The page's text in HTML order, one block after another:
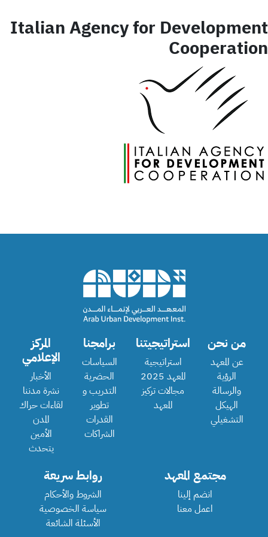
Italian Agency for Development
Cooperation
من نحن
عن المعهد
الرؤية
والرسالة
الهيكل
التشغيلي
استراتيجيتنا
استراتيجية
المعهد 2025
مجالات تركيز
المعهد
برامجنا
السياسات
الحضرية
التدريب و
تطوير
القدرات
الشراكات
المركز
الإعلامي
الأخبار
نشرة مدننا
لقاءات حراك
المدن
الأمين
يتحدث
مجتمع المعهد
انضم إلينا
اعمل معنا
روابط سريعة
الشروط والأحكام
سياسة الخصوصية
الأسئلة الشائعة